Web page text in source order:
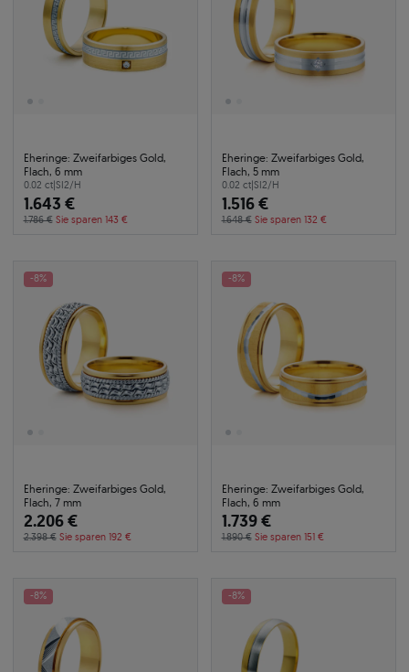
Eheringe: Zweifarbiges Gold,
Flach, 6 mm
0.02 ct|SI2/H
1.643 €
1.786 € Sie sparen 143 €
Eheringe: Zweifarbiges Gold,
Flach, 5 mm
0.02 ct|SI2/H
1.516 €
1.648 € Sie sparen 132 €
-8%
Eheringe: Zweifarbiges Gold,
Flach, 7 mm
2.206 €
2.398 € Sie sparen 192 €
-8%
Eheringe: Zweifarbiges Gold,
Flach, 6 mm
1.739 €
1.890 € Sie sparen 151 €
-8% -8%